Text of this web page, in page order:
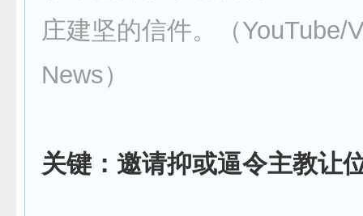
庄建坚的信件。（YouTube/
News）
关键：邀请抑或逼令主教让